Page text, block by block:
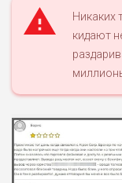
Никаких
кидают